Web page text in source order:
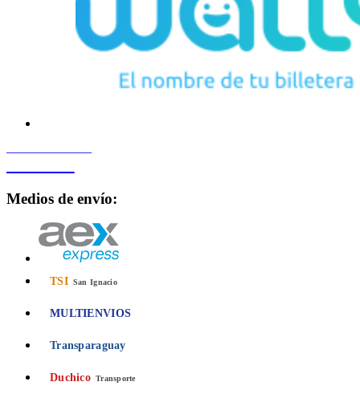
Medios de envío:
TSI San Ignacio
MULTIENVIOS
Transparaguay
Duchico Transporte